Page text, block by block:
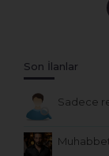
Son İlanlar
Sadece